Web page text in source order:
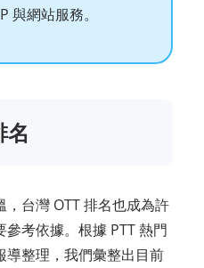
與網站服務。
名
台灣 OTT 排名也成為許
考依據。根據 PTT 熱門
導整理，我們彙整出目前